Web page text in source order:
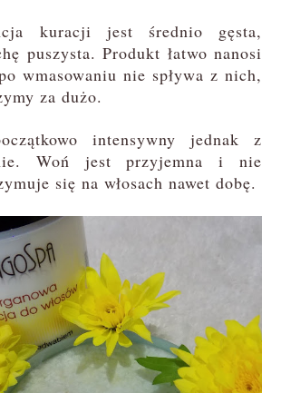
kuracji jest średnio gęsta,
puszysta. Produkt łatwo nanosi
wmasowaniu nie spływa z nich,
za dużo.
intensywny jednak z
Woń jest przyjemna i nie
się na włosach nawet dobę.